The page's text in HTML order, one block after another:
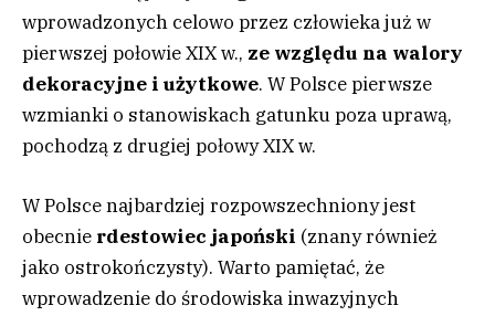
wprowadzonych celowo przez człowieka już w
pierwszej połowie XIX w., ze względu na walory
dekoracyjne i użytkowe. W Polsce pierwsze
wzmianki o stanowiskach gatunku poza uprawą,
pochodzą z drugiej połowy XIX w.
W Polsce najbardziej rozpowszechniony jest
obecnie rdestowiec japoński (znany również
jako ostrokończysty). Warto pamiętać, że
wprowadzenie do środowiska inwazyjnych